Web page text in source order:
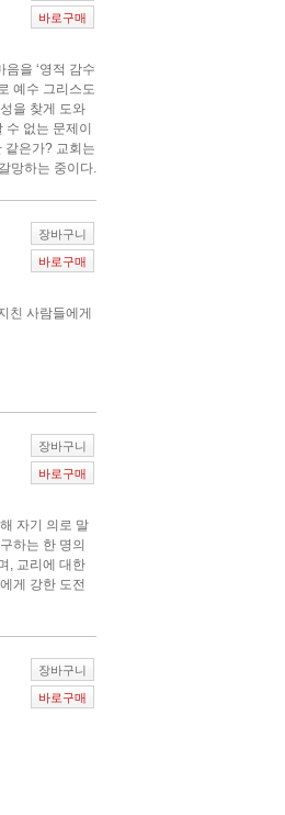
을 ‘영적 감수
예수 그리스도
을 찾게 도와
없는 문제이
같은가? 교회는
망하는 중이다.
바로구매
친 사람들에게
장바구니
바로구매
자기 의로 말
하는 한 명의
, 교리에 대한
게 강한 도전
장바구니
바로구매
장바구니
바로구매